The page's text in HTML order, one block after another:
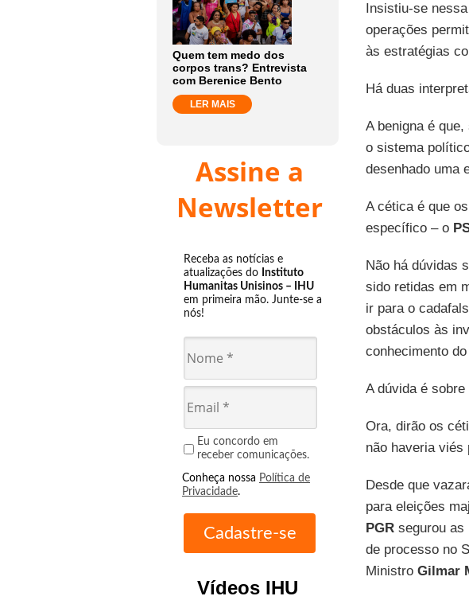
Quem tem medo dos
corpos trans? Entrevista
com Berenice Bento
LER MAIS
Assine a
Newsletter
Receba as notícias e
atualizações do Instituto
Humanitas Unisinos – IHU
em primeira mão. Junte-se a
nós!
Eu concordo em
receber comunicações.
Conheça nossa Política de
Privacidade.
Vídeos IHU
Insistiu-se
operações
às estratégias
Há duas
A benigna é
o sistema
desenhado uma
A cética é que
específico – o
Não há dúvidas
sido retidas em
ir para o
obstáculos às
conhecimento
A dúvida é
Ora, dirão os
não haveria viés
Desde que
para eleições
PGRsegurou as
de processo no
Ministro Gilmar